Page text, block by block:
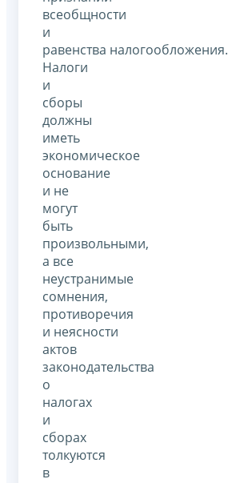
всеобщности
и
равенства налогообложения.
Налоги
и
сборы
должны
иметь
экономическое
основание
и не
могут
быть
произвольными,
а все
неустранимые
сомнения,
противоречия
и неясности
актов
законодательства
о
налогах
и
сборах
толкуются
в